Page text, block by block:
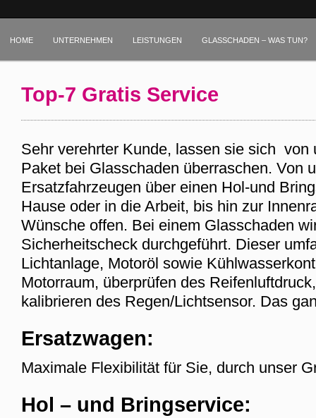
HOME UNTERNEHMEN LEISTUNGEN GLASSCHADEN – WAS TUN?
Top-7 Gratis Service
Sehr verehrter Kunde, lassen sie sich von
Paket bei Glasschaden überraschen. Von
Ersatzfahrzeugen über einen Hol-und
Hause oder in die Arbeit, bis hin zur
Wünsche offen. Bei einem Glasschaden
Sicherheitscheck durchgeführt. Dieser
Lichtanlage, Motoröl sowie
Motorraum, überprüfen des
kalibrieren des Regen/Lichtsensor. Das
Ersatzwagen:
Maximale Flexibilität für Sie, durch unser
Hol – und Bringservice: